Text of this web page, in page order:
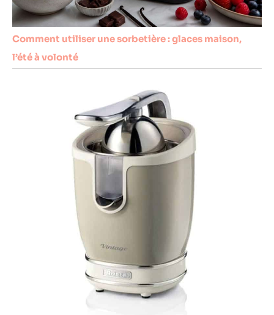
Comment utiliser une sorbetière : glaces maison,
l’été à volonté